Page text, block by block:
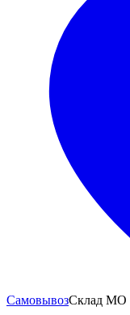
СамовывозСклад МО